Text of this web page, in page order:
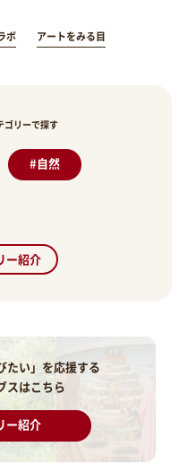
ボ アートをみる目
ゴリーで探す
ー紹介
#自然
たい」を応援する
スはこちら
ー紹介